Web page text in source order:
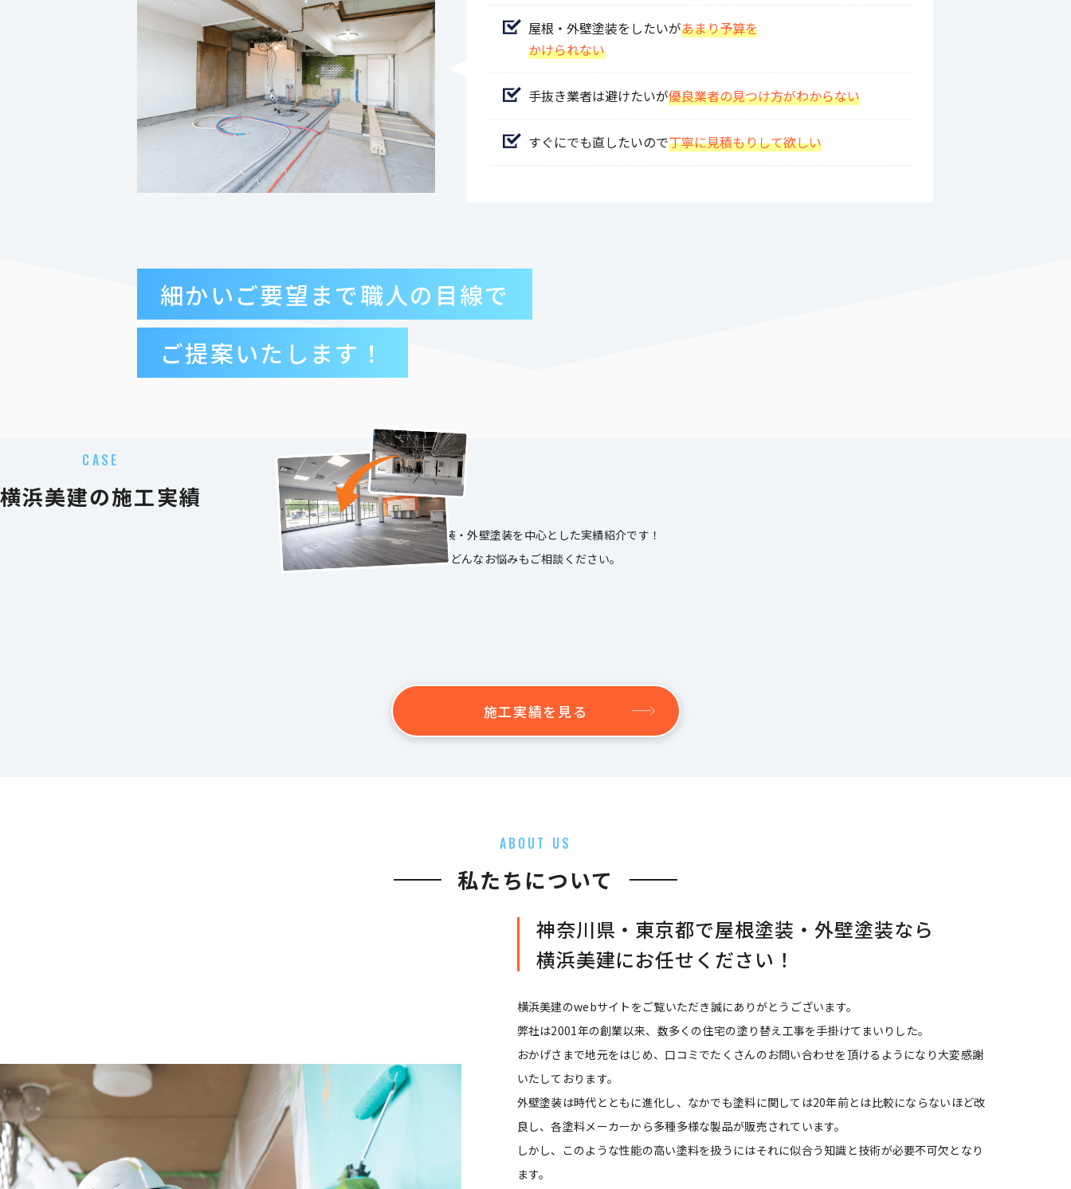
屋根・外壁塗装をしたいがあまり予算を
かけられない
手抜き業者は避けたいが優良業者の見つけ方がわからない
すぐにでも直したいので丁寧に見積もりして欲しい
細かいご要望まで職人の目線で
ご提案いたします！
CASE
横浜美建の施工実績
屋根塗装・外壁塗装を中心とした実績紹介です！
どんなお悩みもご相談ください。
施工実績を見る
ABOUT US
私たちについて
神奈川県・東京都で屋根塗装・外壁塗装なら
横浜美建にお任せください！
横浜美建のwebサイトをご覧いただき誠にありがとうございます。
弊社は2001年の創業以来、数多くの住宅の塗り替え工事を手掛けてまいりした。
おかげさまで地元をはじめ、口コミでたくさんのお問い合わせを頂けるようになり大変感謝
いたしております。
外壁塗装は時代とともに進化し、なかでも塗料に関しては20年前とは比較にならないほど改
良し、各塗料メーカーから多種多様な製品が販売されています。
しかし、このような性能の高い塗料を扱うにはそれに似合う知識と技術が必要不可欠となり
ます。